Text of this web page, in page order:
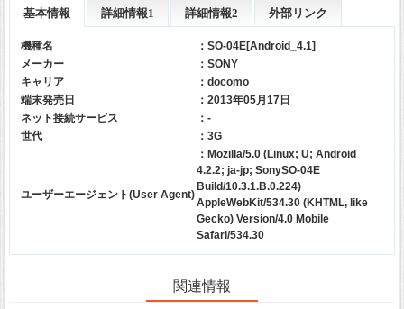
基本情報 詳細情報1 詳細情報2 外部リンク
機種名
：SO-04E[Android_4.1]
メーカー
： SONY
キャリア
： docomo
端末発売日
：2013年05月17日
ネット接続サービス
：-
世代
：3G
ユーザーエージェント(User Agent)
：Mozilla/5.0 (Linux; U; Android
4.2.2; ja-jp; SonySO-04E
Build/10.3.1.B.0.224)
AppleWebKit/534.30 (KHTML, like
Gecko) Version/4.0 Mobile
Safari/534.30
関連情報